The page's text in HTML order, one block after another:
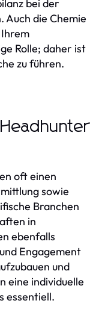
bei der
Auch die Chemie
Rolle; daher ist
zu führen.
oft einen
sowie
Branchen
in
ebenfalls
Engagement
und
eine individuelle
essentiell.